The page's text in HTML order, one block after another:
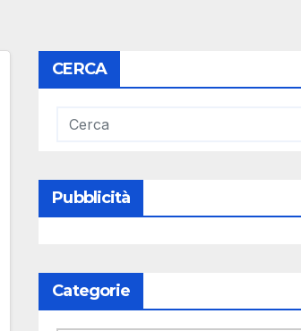
CERCA
Pubblicità
Categorie